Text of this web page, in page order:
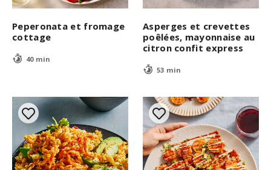
Peperonata et fromage
cottage
40 min
Asperges et crevettes
poêlées, mayonnaise au
citron confit express
53 min